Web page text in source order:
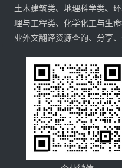
土木建筑类、地理科学类、
理与工程类、化学化工与生
业外文翻译资源查询、分享、